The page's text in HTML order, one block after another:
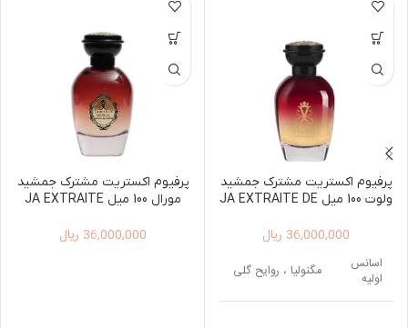
پرفیوم اکستریت مشترک جمشید
ولوت 100 میل JA EXTRAITE DE
36,000,000 ریال
اسانس
اولیه
مگنولیا ، روایح گلی
پرفیوم اکستریت مشترک جمشید
مورال 100 میل JA EXTRAITE
36,000,000 ریال